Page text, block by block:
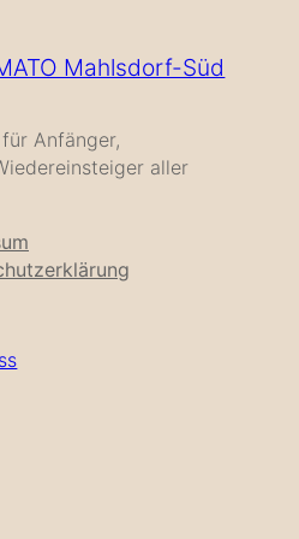
Mahlsdorf-Süd
Anfänger,
aller